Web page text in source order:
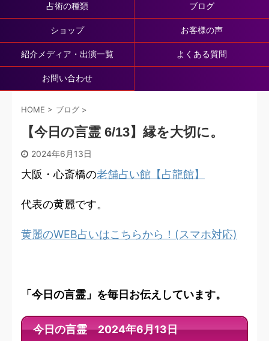
占術の種類 ブログ
ショップ お客様の声
紹介メディア・出演一覧 よくある質問
お問い合わせ
HOME > ブログ >
【今日の言霊 6/13】縁を大切に。
2024年6月13日
大阪・心斎橋の老舗占い館【占龍館】
代表の黄麗です。
黄麗のWEB占いはこちらから！(スマホ対応)
「今日の言霊」を毎日お伝えしています。
今日の言霊 2024年6月13日